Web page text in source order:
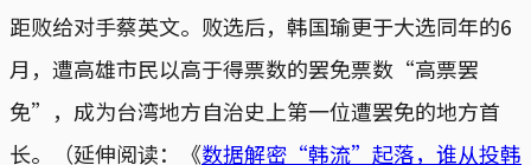
距败给对手蔡英文。败选后，韩国瑜更于大选同年的6
月，遭高雄市民以高于得票数的罢免票数“高票罢
免”，成为台湾地方自治史上第一位遭罢免的地方首
长。（延伸阅读：《数据解密“韩流”起落，谁从投韩